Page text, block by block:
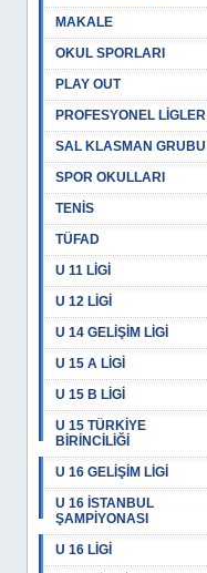
MAKALE
OKUL SPORLARI
PLAY OUT
PROFESYONEL LİGLER
SAL KLASMAN GRUBU
SPOR OKULLARI
TENİS
TÜFAD
U 11 LİGİ
U 12 LİGİ
U 14 GELİŞİM LİGİ
U 15 A LİGİ
U 15 B LİGİ
U 15 TÜRKİYE
BİRİNCİLİĞİ
U 16 GELİŞİM LİGİ
U 16 İSTANBUL
ŞAMPİYONASI
U 16 LİGİ